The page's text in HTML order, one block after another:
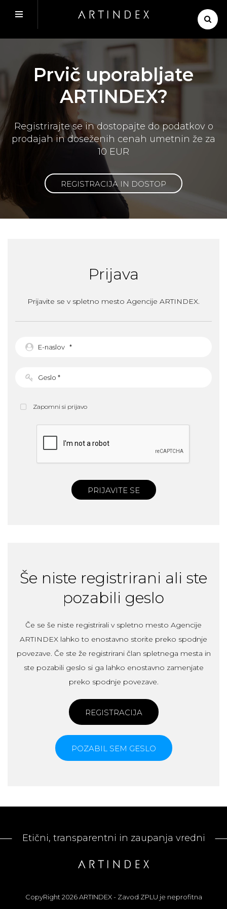
Prvič uporabljate
ARTINDEX?
Registrirajte se in dostopajte do podatkov o
prodajah in doseženih cenah umetnin že za
10 EUR
REGISTRACIJA IN DOSTOP
Prijava
Prijavite se v spletno mesto Agencije ARTINDEX.
Zapomni si prijavo
PRIJAVITE SE
Še niste registrirani ali ste
pozabili geslo
Če se še niste registrirali v spletno mesto Agencije
ARTINDEX lahko to enostavno storite preko spodnje
povezave. Če ste že registrirani član spletnega mesta in
ste pozabili geslo si ga lahko enostavno zamenjate
preko spodnje povezave.
REGISTRACIJA
POZABIL SEM GESLO
Etični, transparentni in zaupanja vredni
CopyRight 2026 ARTINDEX - Zavod ZPLU je neprofitna